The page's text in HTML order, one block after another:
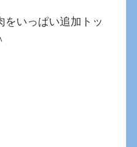
をいっぱい追加トッ